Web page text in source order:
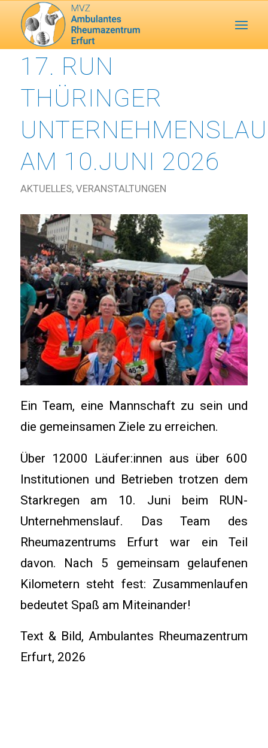
17. RUN
THÜRINGER
AM 10.JUNI 2026
AKTUELLES, VERANSTALTUNGEN
Ein Team, eine Mannschaft zu sein und
die gemeinsamen Ziele zu erreichen.
Über 12000 Läufer:innen aus über 600
Institutionen und Betrieben trotzen dem
Starkregen am 10. Juni beim RUN-
Unternehmenslauf. Das Team des
Rheumazentrums Erfurt war ein Teil
davon. Nach 5 gemeinsam gelaufenen
Kilometern steht fest: Zusammenlaufen
bedeutet Spaß am Miteinander!
Text & Bild, Ambulantes Rheumazentrum
Erfurt, 2026